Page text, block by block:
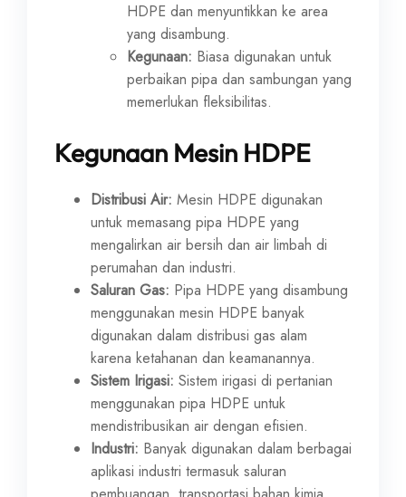
HDPE dan menyuntikkan ke area
yang disambung.
Kegunaan: Biasa digunakan untuk
perbaikan pipa dan sambungan yang
memerlukan fleksibilitas.
Kegunaan Mesin HDPE
Distribusi Air: Mesin HDPE digunakan
untuk memasang pipa HDPE yang
mengalirkan air bersih dan air limbah di
perumahan dan industri.
Saluran Gas: Pipa HDPE yang disambung
menggunakan mesin HDPE banyak
digunakan dalam distribusi gas alam
karena ketahanan dan keamanannya.
Sistem Irigasi: Sistem irigasi di pertanian
menggunakan pipa HDPE untuk
mendistribusikan air dengan efisien.
Industri: Banyak digunakan dalam berbagai
aplikasi industri termasuk saluran